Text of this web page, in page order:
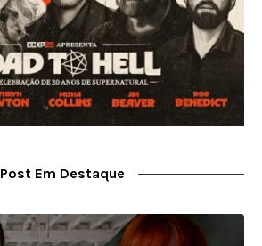
Post Em Destaque